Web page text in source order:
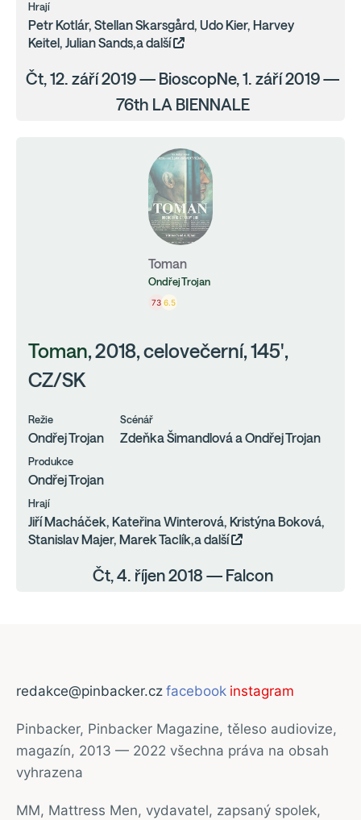
Hrají
Petr Kotlár, Stellan Skarsgård, Udo Kier, Harvey
Keitel, Julian Sands,a další
Čt, 12. září 2019 — BioscopNe, 1. září 2019 —
76th LA BIENNALE
Toman
Ondřej Trojan
73 6.5
Toman, 2018, celovečerní, 145',
CZ/SK
Režie
Ondřej Trojan
Scénář
Zdeňka Šimandlová a Ondřej Trojan
Produkce
Ondřej Trojan
Hrají
Jiří Macháček, Kateřina Winterová, Kristýna Boková,
Stanislav Majer, Marek Taclík,a další
Čt, 4. říjen 2018 — Falcon
redakce@pinbacker.cz facebook instagram
Pinbacker, Pinbacker Magazine, těleso audiovize,
magazín, 2013 — 2022 všechna práva na obsah
vyhrazena
MM, Mattress Men, vydavatel, zapsaný spolek,